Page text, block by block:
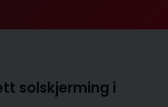
solskjerming i